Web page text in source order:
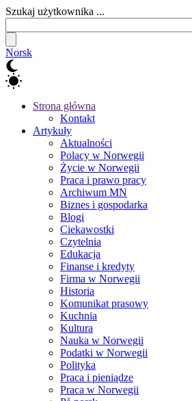
Szukaj użytkownika ...
Norsk
Strona główna
Kontakt
Artykuły
Aktualności
Polacy w Norwegii
Życie w Norwegii
Praca i prawo pracy
Archiwum MN
Biznes i gospodarka
Blogi
Ciekawostki
Czytelnia
Edukacja
Finanse i kredyty
Firma w Norwegii
Historia
Komunikat prasowy
Kuchnia
Kultura
Nauka w Norwegii
Podatki w Norwegii
Polityka
Praca i pieniądze
Praca w Norwegii